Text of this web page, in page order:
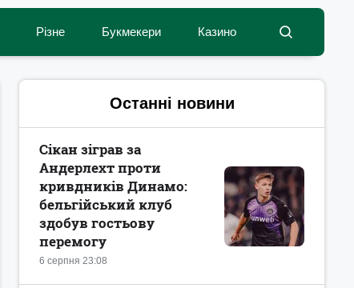
Різне Букмекери Казино
Останні новини
6 серпня 23:08
Сікан зіграв за
Андерлехт проти
кривдників Динамо:
бельгійський клуб
здобув гостьову
перемогу